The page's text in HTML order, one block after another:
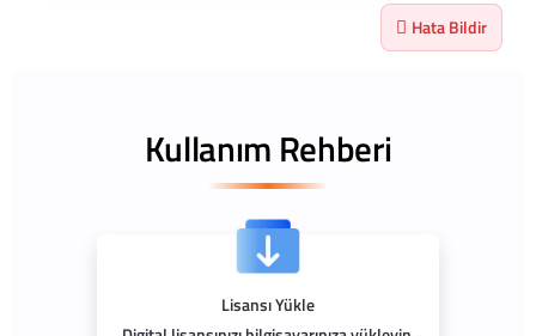
Hata Bildir
Kullanım Rehberi
Lisansı Yükle